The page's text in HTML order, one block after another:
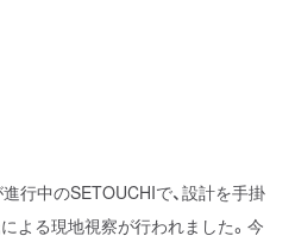
as Twitter
行中のSETOUCHIで、設計を手掛
よる現地視察が行われました。今